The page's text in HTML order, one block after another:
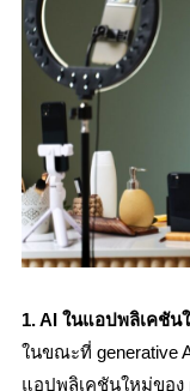
1. AI ในแอปพลิเคชัน
ในขณะที่ generative
แอปพลิเคชันใหม่ของ